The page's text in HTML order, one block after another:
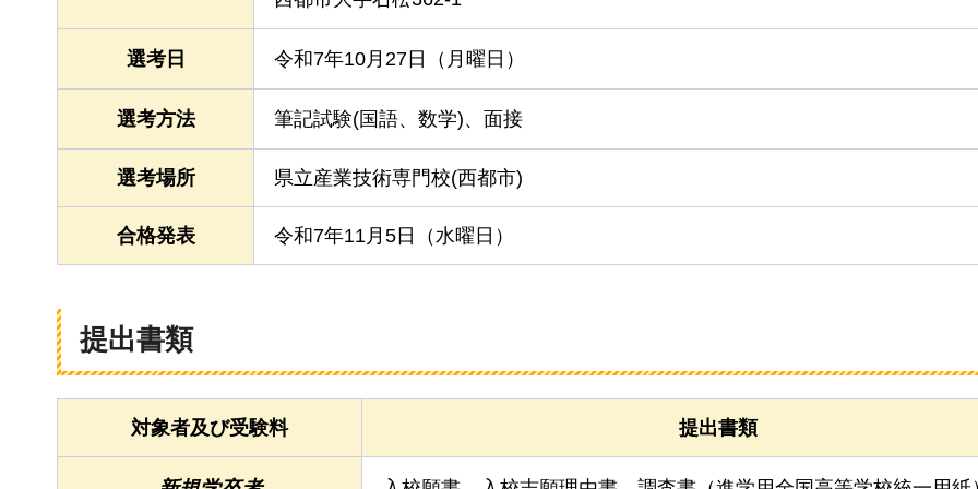
選考日 令和7年10月27日（月曜日）
選考方法 筆記試験(国語、数学)、面接
選考場所 県立産業技術専門校(西都市)
合格発表 令和7年11月5日（水曜日）
提出書類
対象者及び受験料 提出書類